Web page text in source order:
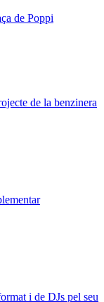
de Poppi
de la benzinera
i de DJs pel seu